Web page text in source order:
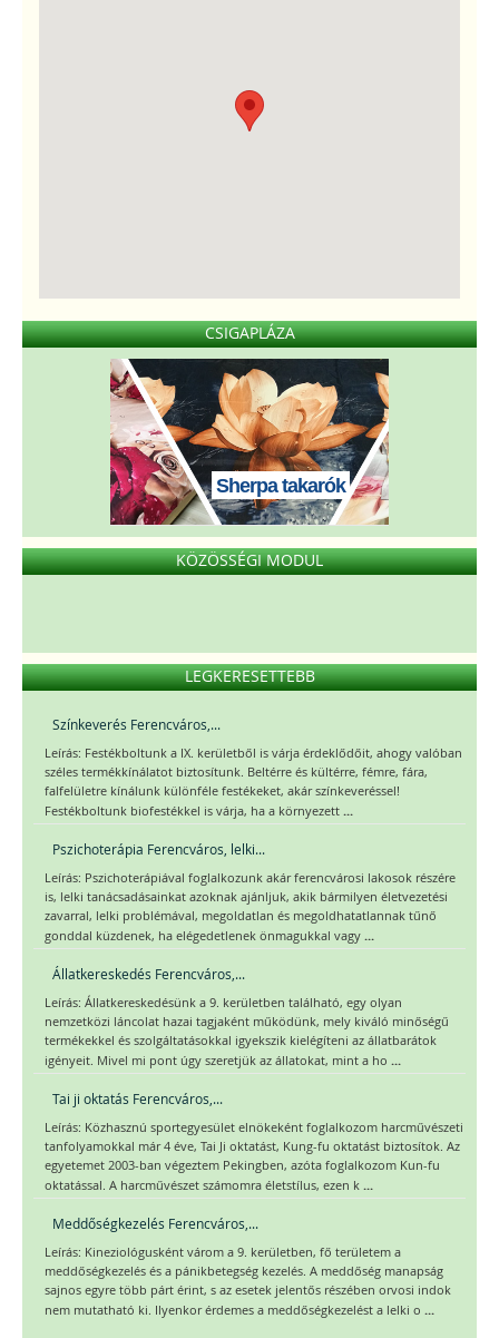
CSIGAPLÁZA
Sherpa takarók
KÖZÖSSÉGI MODUL
LEGKERESETTEBB
Színkeverés Ferencváros,...
Leírás: Festékboltunk a IX. kerületből is várja érdeklődőit, ahogy valóban
széles termékkínálatot biztosítunk. Beltérre és kültérre, fémre, fára,
falfelületre kínálunk különféle festékeket, akár színkeveréssel!
Festékboltunk biofestékkel is várja, ha a környezett ...
Pszichoterápia Ferencváros, lelki...
Leírás: Pszichoterápiával foglalkozunk akár ferencvárosi lakosok részére
is, lelki tanácsadásainkat azoknak ajánljuk, akik bármilyen életvezetési
zavarral, lelki problémával, megoldatlan és megoldhatatlannak tűnő
gonddal küzdenek, ha elégedetlenek önmagukkal vagy ...
Állatkereskedés Ferencváros,...
Leírás: Állatkereskedésünk a 9. kerületben található, egy olyan
nemzetközi láncolat hazai tagjaként működünk, mely kiváló minőségű
termékekkel és szolgáltatásokkal igyekszik kielégíteni az állatbarátok
igényeit. Mivel mi pont úgy szeretjük az állatokat, mint a ho ...
Tai ji oktatás Ferencváros,...
Leírás: Közhasznú sportegyesület elnökeként foglalkozom harcművészeti
tanfolyamokkal már 4 éve, Tai Ji oktatást, Kung-fu oktatást biztosítok. Az
egyetemet 2003-ban végeztem Pekingben, azóta foglalkozom Kun-fu
oktatással. A harcművészet számomra életstílus, ezen k ...
Meddőségkezelés Ferencváros,...
Leírás: Kineziológusként várom a 9. kerületben, fő területem a
meddőségkezelés és a pánikbetegség kezelés. A meddőség manapság
sajnos egyre több párt érint, s az esetek jelentős részében orvosi indok
nem mutatható ki. Ilyenkor érdemes a meddőségkezelést a lelki o ...